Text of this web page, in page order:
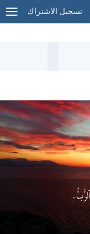
تسجيل الاشتراك